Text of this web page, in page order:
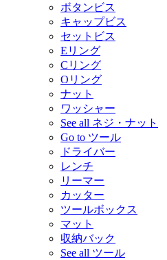
ボタンビス
キャップビス
セットビス
Eリング
Cリング
Oリング
ナット
ワッシャー
See all ネジ・ナット
Go to ツール
ドライバー
レンチ
リーマー
カッター
ツールボックス
マット
収納バック
See all ツール